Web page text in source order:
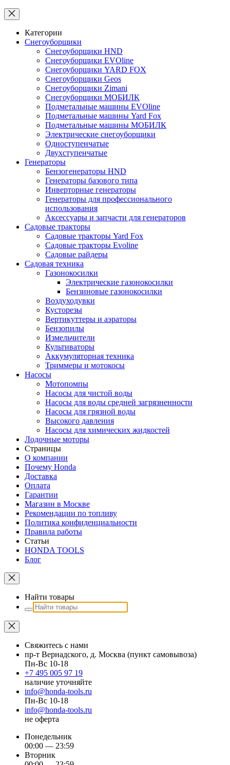
Категории
Снегоуборщики
Снегоуборщики HND
Снегоуборщики EVOline
Снегоуборщики YARD FOX
Снегоуборщики Geos
Снегоуборщики Zimani
Снегоуборщики МОБИЛК
Подметальные машины EVOline
Подметальные машины Yard Fox
Подметальные машины МОБИЛК
Электрические снегоуборщики
Одноступенчатые
Двухступенчатые
Генераторы
Бензогенераторы HND
Генераторы базового типа
Инверторные генераторы
Генераторы для профессионального
использования
Аксессуары и запчасти для генераторов
Садовые тракторы
Садовые тракторы Yard Fox
Садовые тракторы Evoline
Садовые райдеры
Садовая техника
Газонокосилки
Электрические газонокосилки
Бензиновые газонокосилки
Воздуходувки
Кусторезы
Вертикуттеры и аэраторы
Бензопилы
Измельчители
Культиваторы
Аккумуляторная техника
Триммеры и мотокосы
Насосы
Мотопомпы
Насосы для чистой воды
Насосы для воды средней загрязненности
Насосы для грязной воды
Высокого давления
Насосы для химических жидкостей
Лодочные моторы
Страницы
О компании
Почему Honda
Доставка
Оплата
Гарантии
Магазин в Москве
Рекомендации по топливу
Политика конфиденциальности
Правила работы
Статьи
HONDA TOOLS
Блог
Найти товары
Свяжитесь с нами
пр-т Вернадского, д. Москва (пункт самовывоза)
Пн-Вс 10-18
+7 495 005 97 19
наличие уточняйте
info@honda-tools.ru
Пн-Вс 10-18
info@honda-tools.ru
не оферта
Понедельник
00:00 — 23:59
Вторник